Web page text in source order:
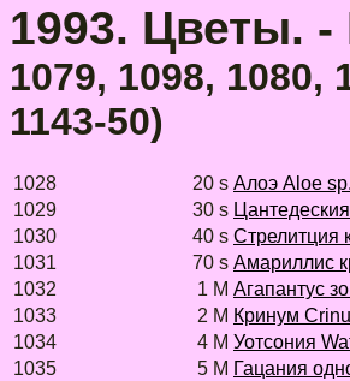
1993. Цветы.
1079, 1098, 1080,
1143-50)
1028 20 s Алоэ Aloe sp.
1029
30 s
1030
40 s Стрелитция
1031
70 s Амариллис
1032
1 M Агапантус
1033
2 M Кринум
1034
4 M Уотсония
1035
5 M Гацания